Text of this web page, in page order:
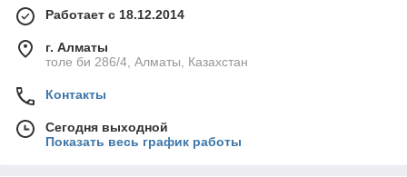
Работает с 18.12.2014
г. Алматы
толе би 286/4, Алматы, Казахстан
Контакты
Сегодня выходной
Показать весь график работы